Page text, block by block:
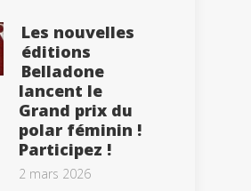
Les nouvelles
éditions
Belladone
lancent le
Grand prix du
polar féminin !
Participez !
2 mars 2026